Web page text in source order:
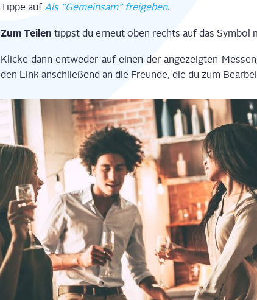
Tip­pe auf Als “Gemein­sam” frei­ge­ben.
Zum Tei­len tippst du erneut oben rechts auf das Sym­bol
Kli­cke dann ent­we­der auf einen der ange­zeig­ten
den Link anschlie­ßend an die Freun­de, die du zum